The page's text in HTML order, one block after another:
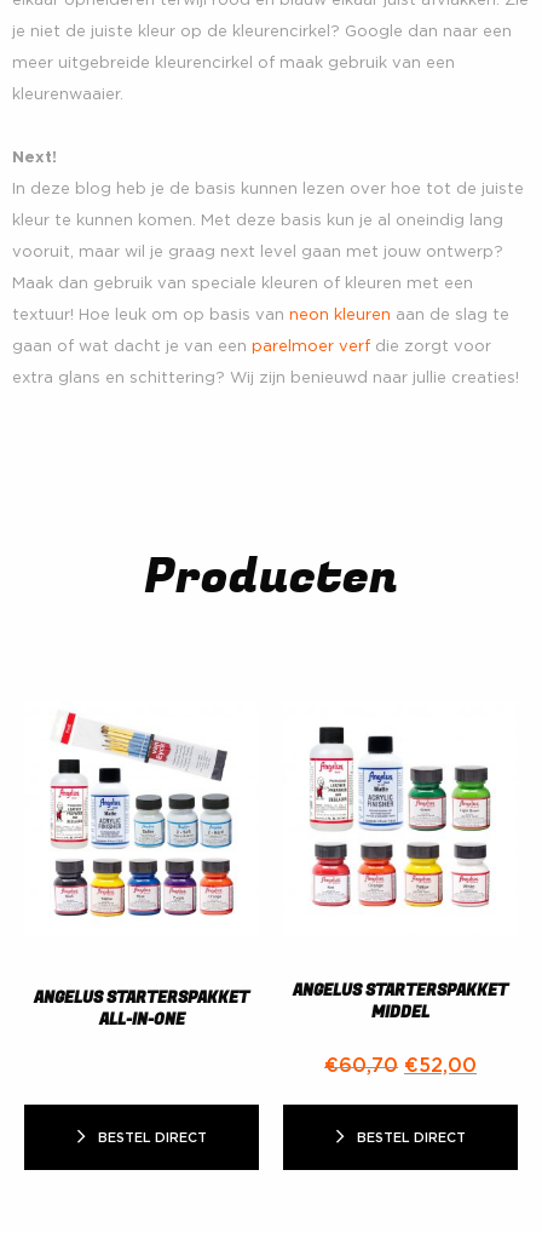
je niet de juiste kleur op de kleurencirkel? Google dan naar een
meer uitgebreide kleurencirkel of maak gebruik van een
kleurenwaaier.
Next!
In deze blog heb je de basis kunnen lezen over hoe tot de juiste
kleur te kunnen komen. Met deze basis kun je al oneindig lang
vooruit, maar wil je graag next level gaan met jouw ontwerp?
Maak dan gebruik van speciale kleuren of kleuren met een
textuur! Hoe leuk om op basis van neon kleuren aan de slag te
gaan of wat dacht je van een parelmoer verf die zorgt voor
extra glans en schittering? Wij zijn benieuwd naar jullie creaties!
Producten
ANGELUS STARTERSPAKKET
ALL-IN-ONE
BESTEL DIRECT
ANGELUS STARTERSPAKKET
MIDDEL
€60,70 €52,00
BESTEL DIRECT